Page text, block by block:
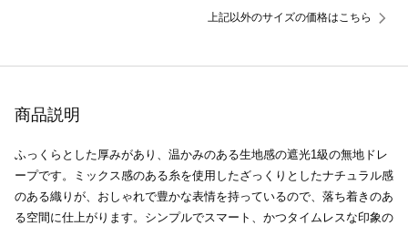
上記以外のサイズの価格はこちら
商品説明
ふっくらとした厚みがあり、温かみのある生地感の遮光1級の無地ドレ
ープです。ミックス感のある糸を使用したざっくりとしたナチュラル感
のある織りが、おしゃれで豊かな表情を持っているので、落ち着きのあ
る空間に仕上がります。シンプルでスマート、かつタイムレスな印象の